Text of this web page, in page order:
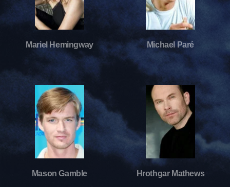
Mariel Hemingway Michael Paré
Mason Gamble Hrothgar Mathews